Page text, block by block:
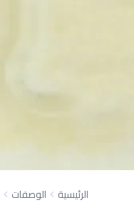
الرئيسية الوصفات